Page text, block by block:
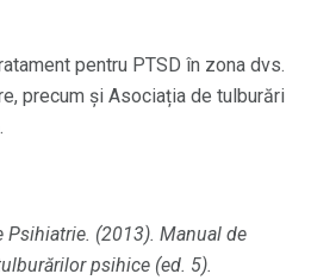
pentru PTSD în zona dvs.
precum și Asociația de tulburări
Psihiatrie. (2013). Manual de
psihice (ed. 5).